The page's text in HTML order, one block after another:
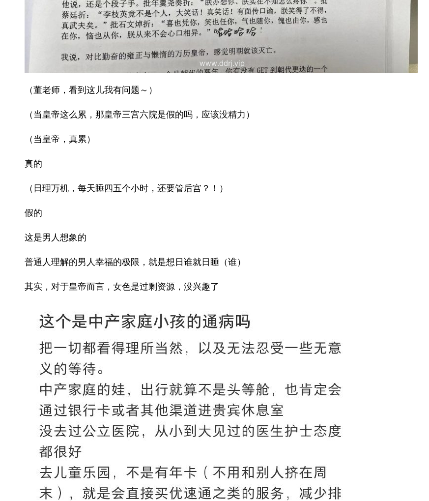
（董老师，看到这儿我有问题～）
（当皇帝这么累，那皇帝三宫六院是假的吗，应该没精力）
（当皇帝，真累）
真的
（日理万机，每天睡四五个小时，还要管后宫？！）
假的
这是男人想象的
普通人理解的男人幸福的极限，就是想日谁就日睡（谁）
其实，对于皇帝而言，女色是过剩资源，没兴趣了